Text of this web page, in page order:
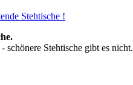
Stehtische !
schönere Stehtische gibt es nicht.